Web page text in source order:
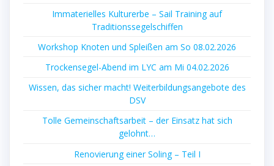
Immaterielles Kulturerbe – Sail Training auf
Traditionssegelschiffen
Workshop Knoten und Spleißen am So 08.02.2026
Trockensegel-Abend im LYC am Mi 04.02.2026
Wissen, das sicher macht! Weiterbildungsangebote des
DSV
Tolle Gemeinschaftsarbeit – der Einsatz hat sich
gelohnt…
Renovierung einer Soling – Teil I